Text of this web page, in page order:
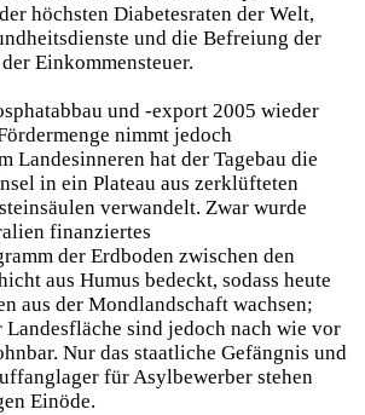
höchsten Diabetesraten der Welt,
und die Befreiung der
Einkommensteuer.
und -export 2005 wieder
nimmt jedoch
Landesinneren hat der Tagebau die
in ein Plateau aus zerklüfteten
verwandelt. Zwar wurde
finanziertes
der Erdboden zwischen den
aus Humus bedeckt, sodass heute
aus der Mondlandschaft wachsen;
Landesfläche sind jedoch nach wie vor
Nur das staatliche Gefängnis und
für Asylbewerber stehen
Einöde.